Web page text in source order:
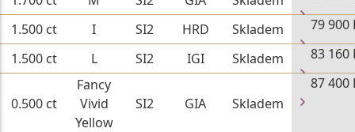
1.500 ct
I SI2 HRD Skladem
79 900
1.500 ct
L SI2 IGI Skladem 83 160
0.500 ct
Fancy
Vivid
Yellow
SI2 GIA Skladem
87 400